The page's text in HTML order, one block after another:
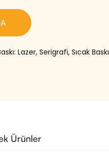
Lazer, Serigrafi, Sıcak Baskı
Ürünler